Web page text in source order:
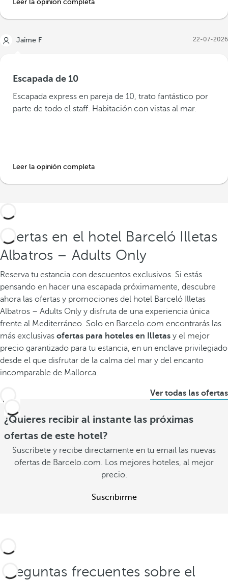
Leer la opinión completa
Jaime F 22-07-2026
Escapada de 10
Escapada express en pareja de 10, trato fantástico por
parte de todo el staff. Habitación con vistas al mar.
Leer la opinión completa
Ofertas en el hotel Barceló Illetas
Albatros – Adults Only
Reserva tu estancia con descuentos exclusivos. Si estás
pensando en hacer una escapada próximamente, descubre
ahora las ofertas y promociones del hotel Barceló Illetas
Albatros – Adults Only y disfruta de una experiencia única
frente al Mediterráneo. Solo en Barcelo.com encontrarás las
más exclusivas ofertas para hoteles en Illetas y el mejor
precio garantizado para tu estancia, en un enclave privilegiado
desde el que disfrutar de la calma del mar y del encanto
incomparable de Mallorca.
Ver todas las ofertas
¿Quieres recibir al instante las próximas
ofertas de este hotel?
Suscríbete y recibe directamente en tu email las nuevas
ofertas de Barcelo.com. Los mejores hoteles, al mejor
precio.
Suscribirme
Preguntas frecuentes sobre el